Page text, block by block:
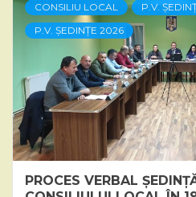
CONSILIU LOCAL
P.V.
P.V. ȘEDINȚE 2026
PROCES VERBAL